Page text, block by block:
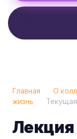
Главная О
жизнь
Текущая
Лекция